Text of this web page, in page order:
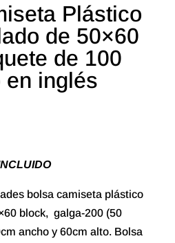
Plástico
de 50×60
de 100
en inglés
bolsa camiseta plástico
block, galga-200 (50
ancho y 60cm alto. Bolsa